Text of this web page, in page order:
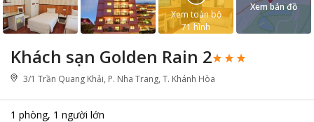
Khách sạn Golden Rain 2
3/1 Trần Quang Khải, P. Nha Trang, T. Khánh Hòa
1 phòng, 1 người lớn
Xem toàn bộ
71 hình
Xem bản đồ